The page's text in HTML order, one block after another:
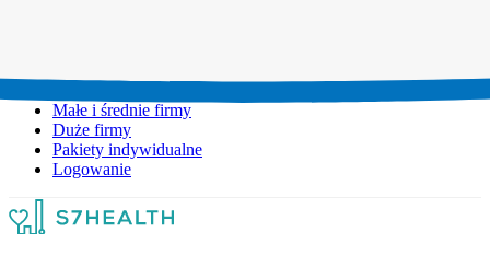
Małe i średnie firmy
Duże firmy
Pakiety indywidualne
Logowanie